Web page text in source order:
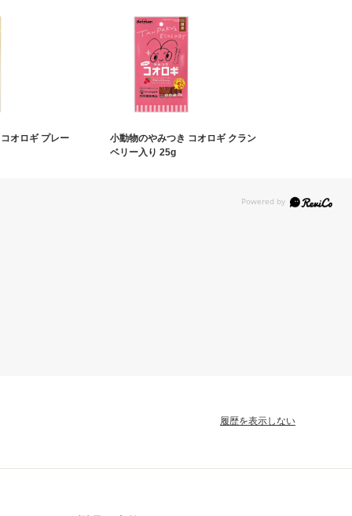
オロギ プレー
小動物のやみつき コオロギ クラン
ベリー入り 25g
履歴を表示しない